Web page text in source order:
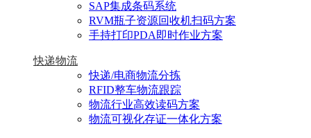
SAP集成条码系统
RVM瓶子资源回收机扫码方案
手持打印PDA即时作业方案
快递物流
快递/电商物流分拣
RFID整车物流跟踪
物流行业高效读码方案
物流可视化存证一体化方案